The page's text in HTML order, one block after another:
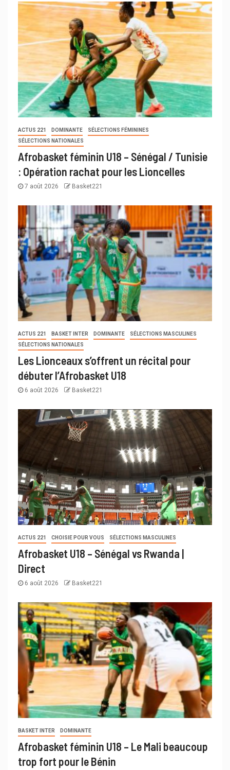
ACTUS 221 DOMINANTE
SÉLECTIONS FÉMININES
SÉLECTIONS NATIONALES
Afrobasket féminin U18 – Sénégal / Tunisie
: Opération rachat pour les Lioncelles
7 août 2026 Basket221
ACTUS 221 BASKET INTER DOMINANTE
SÉLECTIONS MASCULINES
SÉLECTIONS NATIONALES
Les Lionceaux s’offrent un récital pour
débuter l’Afrobasket U18
6 août 2026 Basket221
ACTUS 221 CHOISIE POUR VOUS SÉLECTIONS MASCULINES
Afrobasket U18 – Sénégal vs Rwanda |
Direct
6 août 2026 Basket221
BASKET INTER DOMINANTE
Afrobasket féminin U18 – Le Mali beaucoup
trop fort pour le Bénin